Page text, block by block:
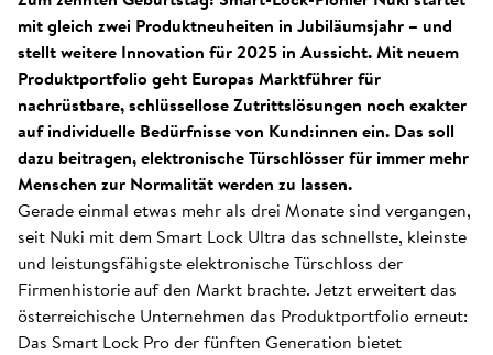
mit gleich zwei Produktneuheiten in Jubiläumsjahr – und
stellt weitere Innovation für 2025 in Aussicht. Mit neuem
Produktportfolio geht Europas Marktführer für
nachrüstbare, schlüssellose Zutrittslösungen noch exakter
auf individuelle Bedürfnisse von Kund:innen ein. Das soll
dazu beitragen, elektronische Türschlösser für immer mehr
Menschen zur Normalität werden zu lassen.
Gerade einmal etwas mehr als drei Monate sind vergangen,
seit Nuki mit dem Smart Lock Ultra das schnellste, kleinste
und leistungsfähigste elektronische Türschloss der
Firmenhistorie auf den Markt brachte. Jetzt erweitert das
österreichische Unternehmen das Produktportfolio erneut:
Das Smart Lock Pro der fünften Generation bietet